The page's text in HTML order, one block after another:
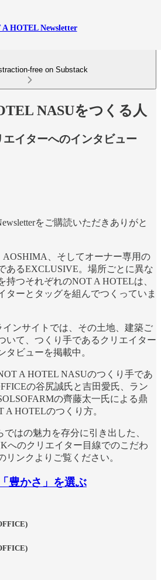
A HOTEL Newsletter
free on Substack
NASUをつくる人
イターへのインタビュー
をご購読いただきありがと
AOSHIMA、そしてオーナー専用の
あるEXCLUSIVE。場所ごとに異な
持つそれぞれのNOT A HOTELは、
ターとタッグを組んでつくっていま
ンサイトでは、その土地、建築ご
いて、つくり手であるクリエイター
タビューを掲載中。
A HOTEL NASUのつくり手であ
の谷尻誠氏と吉田愛氏、ラン
の齊藤太一氏による鼎
A HOTELのつくり方。
はの魅力を存分に引き出した、
へのクリエイター目線でのこだわ
リンクよりご覧ください。
豊かさ」を選ぶ